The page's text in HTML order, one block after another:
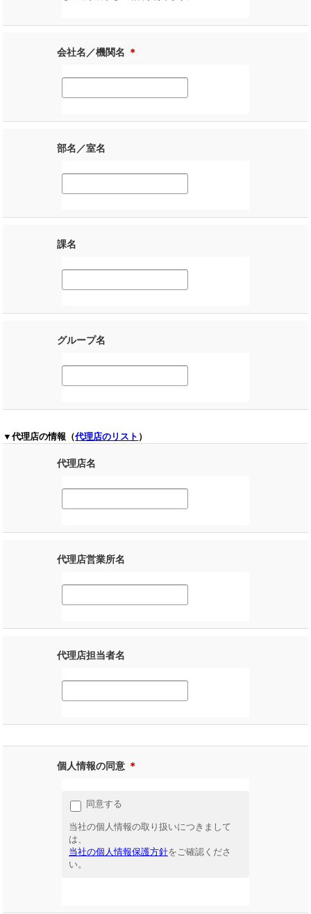
会社名／機関名 ＊
部名／室名
課名
グループ名
▼代理店の情報（代理店のリスト ）
代理店名
代理店営業所名
代理店担当者名
個人情報の同意 ＊
同意する
当社の個人情報の取り扱いにつきまして
は、
当社の個人情報保護方針をご確認くださ
い。